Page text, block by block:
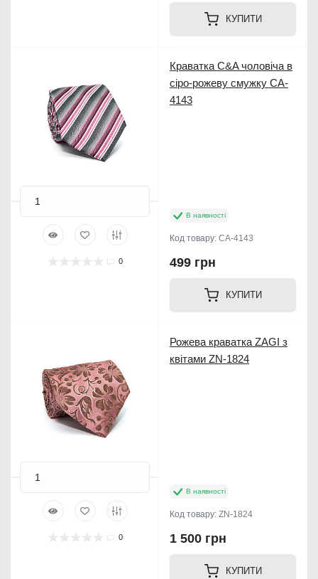
КУПИТИ
0
Краватка C&A чоловіча в
сіро-рожеву смужку CA-
4143
В наявності
Код товару: CA-4143
499 грн
КУПИТИ
0
Рожева краватка ZAGI з
квітами ZN-1824
В наявності
Код товару: ZN-1824
1 500 грн
КУПИТИ